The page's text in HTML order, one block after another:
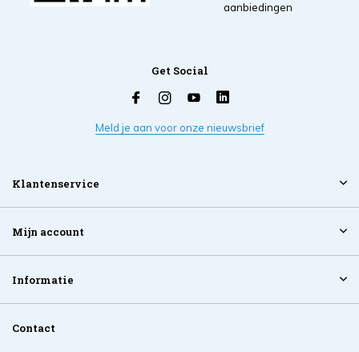
aanbiedingen
Get Social
Meld je aan voor onze nieuwsbrief
Klantenservice
Mijn account
Informatie
Contact